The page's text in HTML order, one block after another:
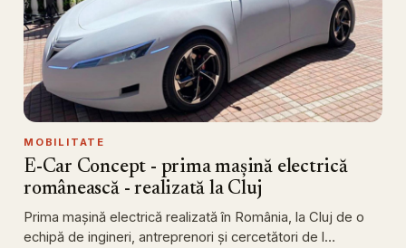
MOBILITATE
E-Car Concept - prima mașină electrică
românească - realizată la Cluj
Prima mașină electrică realizată în România, la Cluj de o
echipă de ingineri, antreprenori și cercetători de l…